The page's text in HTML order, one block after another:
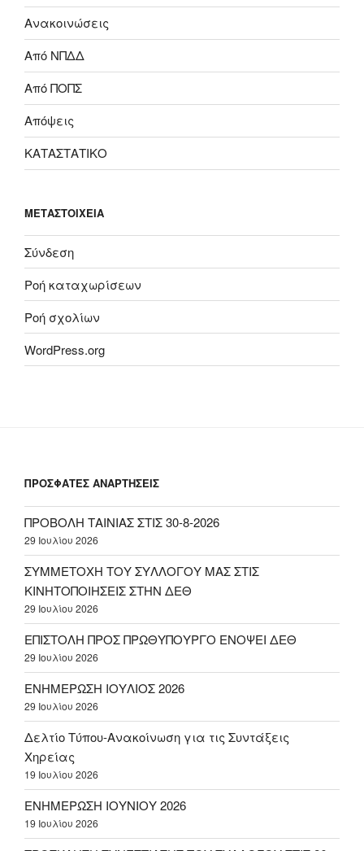
Ανακοινώσεις
Από ΝΠΔΔ
Από ΠΟΠΣ
Απόψεις
ΚΑΤΑΣΤΑΤΙΚΟ
ΜΕΤΑΣΤΟΙΧΕΊΑ
Σύνδεση
Ροή καταχωρίσεων
Ροή σχολίων
WordPress.org
ΠΡΟΣΦΑΤΕΣ ΑΝΑΡΤΗΣΕΙΣ
ΠΡΟΒΟΛΗ ΤΑΙΝΙΑΣ ΣΤΙΣ 30-8-2026
29 Ιουλίου 2026
ΣΥΜΜΕΤΟΧΗ ΤΟΥ ΣΥΛΛΟΓΟΥ ΜΑΣ ΣΤΙΣ
ΚΙΝΗΤΟΠΟΙΗΣΕΙΣ ΣΤΗΝ ΔΕΘ
29 Ιουλίου 2026
ΕΠΙΣΤΟΛΗ ΠΡΟΣ ΠΡΩΘΥΠΟΥΡΓΟ ΕΝΟΨΕΙ ΔΕΘ
29 Ιουλίου 2026
ΕΝΗΜΕΡΩΣΗ ΙΟΥΛΙΟΣ 2026
29 Ιουλίου 2026
Δελτίο Τύπου-Ανακοίνωση για τις Συντάξεις
Χηρείας
19 Ιουλίου 2026
ΕΝΗΜΕΡΩΣΗ ΙΟΥΝΙΟΥ 2026
19 Ιουλίου 2026